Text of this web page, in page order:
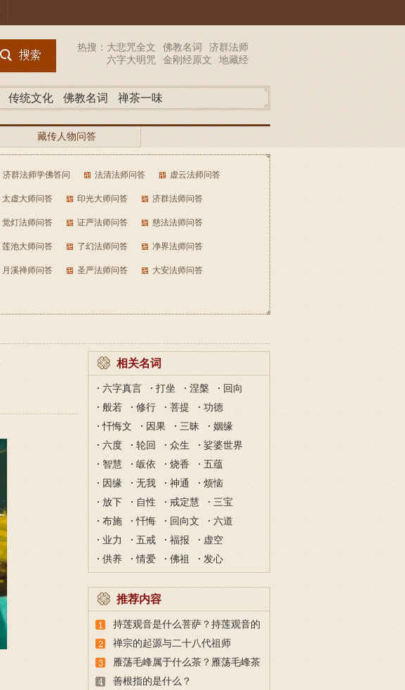
热搜： 大悲咒全文 佛教名词
济群法师
六字大明咒
金刚经原文 地藏经
传统文化 佛教名词 禅茶一味
藏传人物问答
济群法师学佛答问 法清法师问答 虚云法师问答
太虚大师问答 印光大师问答 济群法师问答
觉灯法师问答 证严法师问答 慈法法师问答
莲池大师问答 了幻法师问答 净界法师问答
月溪禅师问答 圣严法师问答 大安法师问答
相关名词
六字真言 打坐 涅槃
回向
般若
修行 菩提
功德
忏悔文
因果 三昧
姻缘
六度
轮回 众生
娑婆世界
智慧
皈依 烧香
五蕴
因缘
无我 神通
烦恼
放下
自性 戒定慧
三宝
布施
忏悔 回向文
六道
业力
五戒 福报
虚空
供养
情爱 佛祖 发心
推荐内容
持莲观音是什么菩萨？持莲观音的
故事
禅宗的起源与二十八代祖师
雁荡毛峰属于什么茶？雁荡毛峰茶
的特点与由来
善根指的是什么？